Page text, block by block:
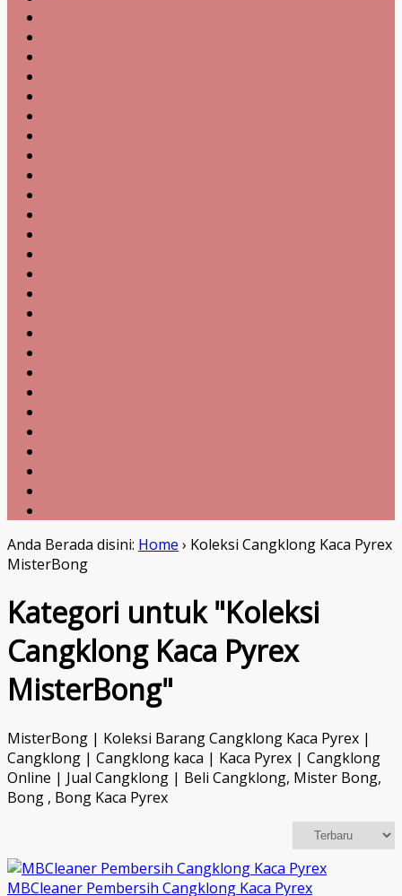
Anda Berada disini: Home › Koleksi Cangklong Kaca Pyrex
MisterBong
Kategori untuk "Koleksi
Cangklong Kaca Pyrex
MisterBong"
MisterBong | Koleksi Barang Cangklong Kaca Pyrex |
Cangklong | Cangklong kaca | Kaca Pyrex | Cangklong
Online | Jual Cangklong | Beli Cangklong, Mister Bong,
Bong , Bong Kaca Pyrex
MBCleaner Pembersih Cangklong Kaca Pyrex